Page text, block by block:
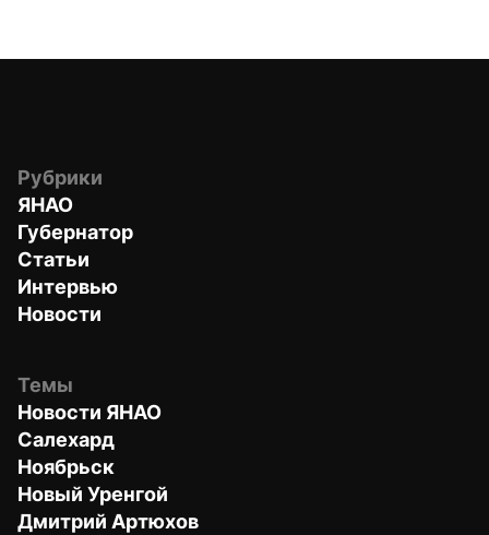
Рубрики
ЯНАО
Губернатор
Статьи
Интервью
Новости
Темы
Новости ЯНАО
Салехард
Ноябрьск
Новый Уренгой
Дмитрий Артюхов